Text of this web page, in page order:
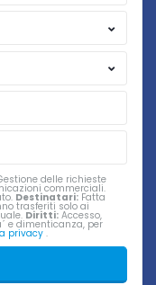
delle richieste
commerciali.
Destinatari: Fatta
trasferiti solo ai
Diritti: Accesso,
e dimenticanza, per
privacy .